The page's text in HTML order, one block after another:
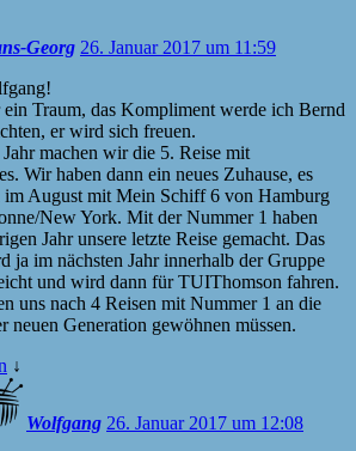
Georg 26. Januar 2017 um 11:59
ein Traum, das Kompliment werde ich Bernd
er wird sich freuen.
machen wir die 5. Reise mit
Wir haben dann ein neues Zuhause, es
im August mit Mein Schiff 6 von Hamburg
New York. Mit der Nummer 1 haben
Jahr unsere letzte Reise gemacht. Das
ja im nächsten Jahr innerhalb der Gruppe
und wird dann für TUIThomson fahren.
uns nach 4 Reisen mit Nummer 1 an die
neuen Generation gewöhnen müssen.
↓
Wolfgang 26. Januar 2017 um 12:08